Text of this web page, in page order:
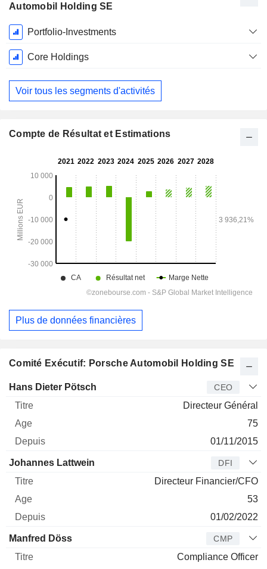
Automobil Holding SE
Période
Fiscale:
Décembre
Portfolio-Investments
Core Holdings
Voir tous les segments d'activités
Comité Exécutif: Porsche Automobil Holding SE
Dirigeant Titre Age
Hans Dieter Pötsch CEO
Directeur Général
75
01/11/2015
Johannes Lattwein DFI
Directeur Financier/CFO
53
01/02/2022
Manfred Döss CMP
Compliance Officer
Compte de Résultat et Estimations
Plus de données financières